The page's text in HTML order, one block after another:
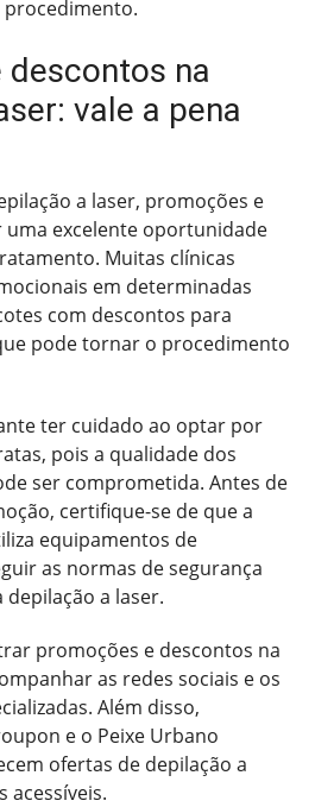
descontos na
vale a pena
a laser, promoções e
excelente oportunidade
Muitas clínicas
em determinadas
com descontos para
pode tornar o procedimento
ter cuidado ao optar por
pois a qualidade dos
ser comprometida. Antes de
certifique-se de que a
equipamentos de
as normas de segurança
a laser.
promoções e descontos na
as redes sociais e os
Além disso,
e o Peixe Urbano
ofertas de depilação a
acessíveis.